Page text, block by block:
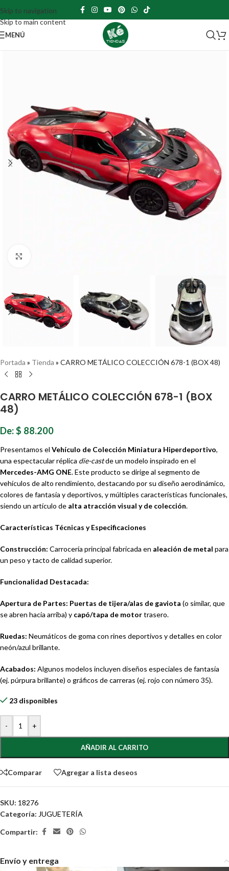
Skip to navigation
Skip to main content
MENÚ
Portada » Tienda » CARRO METÁLICO COLECCIÓN 678-1 (BOX 48)
CARRO METÁLICO COLECCIÓN 678-1 (BOX
48)
De:$ 88.200
Presentamos el Vehículo de Colección Miniatura Hiperdeportivo,
una espectacular réplica die-castde un modelo inspirado en el
Mercedes-AMG ONE. Este producto se dirige al segmento de
vehículos de alto rendimiento, destacando por su diseño aerodinámico,
colores de fantasía y deportivos, y múltiples características funcionales,
siendo un artículo de alta atracción visual y de colección.
Características Técnicas y Especificaciones
Construcción: Carrocería principal fabricada en aleación de metal para
un peso y tacto de calidad superior.
Funcionalidad Destacada:
Apertura de Partes: Puertas de tijera/alas de gaviota (o similar, que
se abren hacia arriba) y capó/tapa de motortrasero.
Ruedas: Neumáticos de goma con rines deportivos y detalles en color
neón/azul brillante.
Acabados: Algunos modelos incluyen diseños especiales de fantasía
(ej. púrpura brillante) o gráficos de carreras (ej. rojo con número 35).
23 disponibles
- +
AÑADIR AL CARRITO
Comparar Agregar a lista deseos
SKU: 18276
Categoría: JUGUETERÍA
Compartir:
Envío y entrega